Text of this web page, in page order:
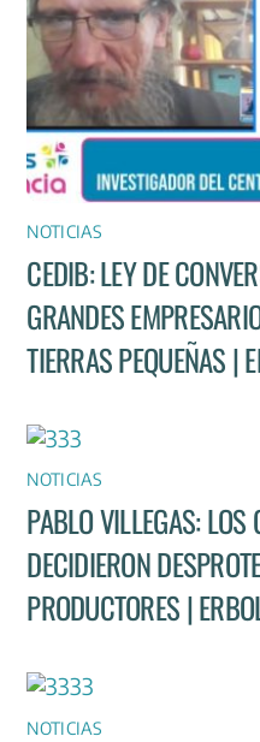
NOTICIAS
CEDIB: LEY DE
GRANDES
TIERRAS PEQUEÑAS |
NOTICIAS
PABLO VILLEGAS: LOS
DECIDIERON
PRODUCTORES |
NOTICIAS